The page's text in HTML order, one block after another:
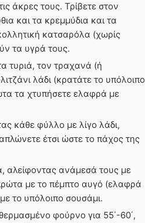
άκρες τους. Τρίβετε στον
και τα κρεμμύδια και τα
κατσαρόλα (χωρίς
τα υγρά τους.
τυριά, τον τραχανά (ή
λάδι (κρατάτε το υπόλοιπο
τα χτυπήσετε ελαφρά με
κάθε φύλλο με λίγο λάδι,
έτσι ώστε το πάχος της
αλείφοντας ανάμεσά τους με
με το πέμπτο αυγό (ελαφρά
το υπόλοιπο σουσάμι.
φούρνο για 55΄-60΄,